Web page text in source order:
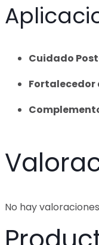
Cuidado
Fortalecedor
No hay